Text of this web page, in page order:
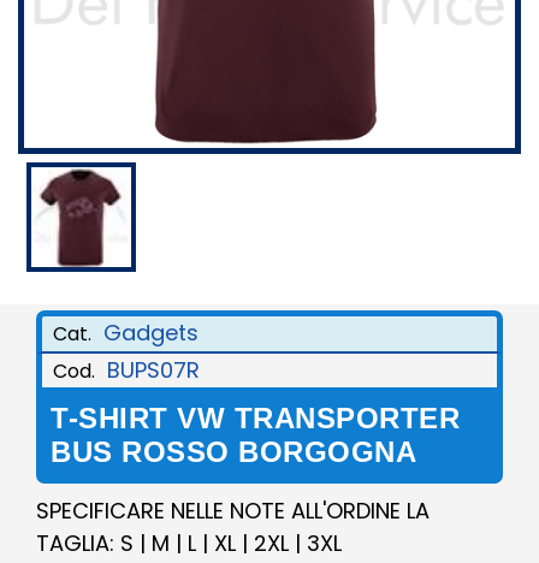
Cat. Gadgets
Cod. BUPS07R
T-SHIRT VW TRANSPORTER
BUS ROSSO BORGOGNA
SPECIFICARE NELLE NOTE ALL'ORDINE LA
TAGLIA: S | M | L | XL | 2XL | 3XL